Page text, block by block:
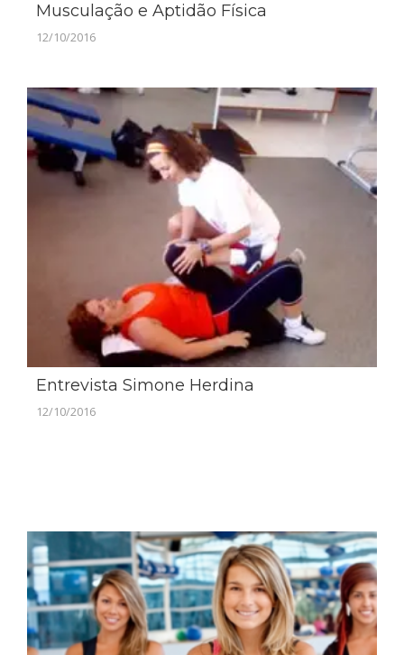
Musculação e Aptidão Física
12/10/2016
Entrevista Simone Herdina
12/10/2016